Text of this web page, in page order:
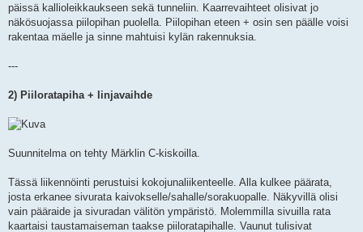
päissä kallioleikkaukseen sekä tunneliin. Kaarrevaihteet olisivat jo
näkösuojassa piilopihan puolella. Piilopihan eteen + osin sen päälle voisi
rakentaa mäelle ja sinne mahtuisi kylän rakennuksia.
---
2) Piiloratapiha + linjavaihde
Suunnitelma on tehty Märklin C-kiskoilla.
Tässä liikennöinti perustuisi kokojunaliikenteelle. Alla kulkee päärata,
josta erkanee sivurata kaivokselle/sahalle/sorakuopalle. Näkyvillä olisi
vain pääraide ja sivuradan välitön ympäristö. Molemmilla sivuilla rata
kaartaisi taustamaiseman taakse piiloratapihalle. Vaunut tulisivat